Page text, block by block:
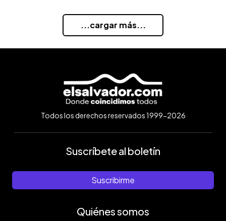
...cargar más...
Todos los derechos reservados 1999-2026
Suscríbete al boletín
Suscribirme
Quiénes somos